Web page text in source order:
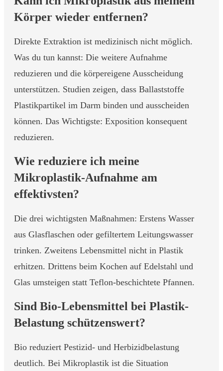
Körper wieder entfernen?
Direkte Extraktion ist medizinisch nicht möglich.
Was du tun kannst: Die weitere Aufnahme
reduzieren und die körpereigene Ausscheidung
unterstützen. Studien zeigen, dass Ballaststoffe
Plastikpartikel im Darm binden und ausscheiden
können. Das Wichtigste: Exposition konsequent
reduzieren.
Wie reduziere ich meine
Mikroplastik-Aufnahme am
effektivsten?
Die drei wichtigsten Maßnahmen: Erstens Wasser
aus Glasflaschen oder gefiltertem Leitungswasser
trinken. Zweitens Lebensmittel nicht in Plastik
erhitzen. Drittens beim Kochen auf Edelstahl und
Glas umsteigen statt Teflon-beschichtete Pfannen.
Sind Bio-Lebensmittel bei Plastik-
Belastung schützenswert?
Bio reduziert Pestizid- und Herbizidbelastung
deutlich. Bei Mikroplastik ist die Situation